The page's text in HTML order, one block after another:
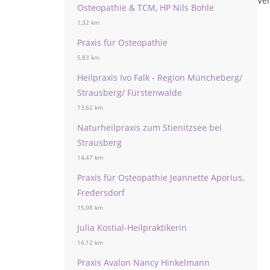
Osteopathie & TCM, HP Nils Bohle
1,32 km
Praxis für Osteopathie
5,83 km
Heilpraxis Ivo Falk - Region Müncheberg/
Strausberg/ Fürstenwalde
13,62 km
Naturheilpraxis zum Stienitzsee bei
Strausberg
14,47 km
Praxis für Osteopathie Jeannette Aporius,
Fredersdorf
15,08 km
Julia Kostial-Heilpraktikerin
16,12 km
Praxis Avalon Nancy Hinkelmann